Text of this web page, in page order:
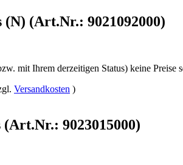
(Art.Nr.: 9021092000)
mit Ihrem derzeitigen Status) keine Preise
Versandkosten )
9023015000)